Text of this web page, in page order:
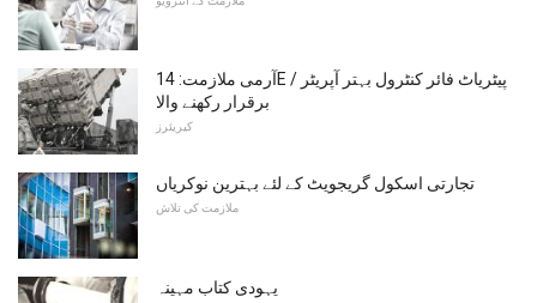
آرمی ملازمت: 14E پیٹریاٹ فائر کنٹرول بہتر آپریٹر /
برقرار رکھنے والا
کیریئرز
تجارتی اسکول گریجویٹ کے لئے بہترین نوکریاں
ملازمت کی تلاش
یہودی کتاب مہینہ